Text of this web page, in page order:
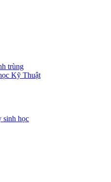
trùng
Kỹ Thuật
sinh học